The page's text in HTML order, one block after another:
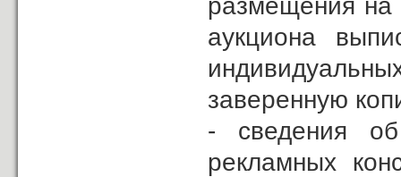
размещения на
аукциона
заверенную
- сведения
рекламных